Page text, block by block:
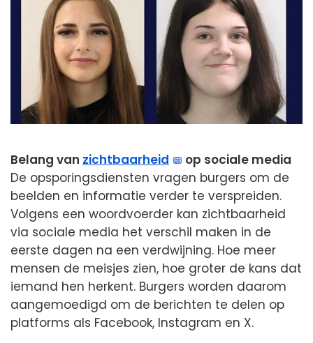
Belang van zichtbaarheid
op sociale media
De opsporingsdiensten vragen burgers om de
beelden en informatie verder te verspreiden.
Volgens een woordvoerder kan zichtbaarheid
via sociale media het verschil maken in de
eerste dagen na een verdwijning. Hoe meer
mensen de meisjes zien, hoe groter de kans dat
iemand hen herkent. Burgers worden daarom
aangemoedigd om de berichten te delen op
platforms als Facebook, Instagram en X.